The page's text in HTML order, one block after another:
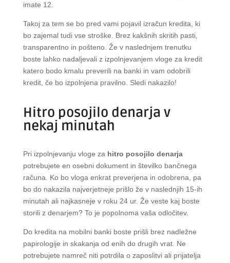
imate 12.
Takoj za tem se bo pred vami pojavil izračun kredita, ki
bo zajemal tudi vse stroške. Brez kakšnih skritih pasti,
transparentno in pošteno. Že v naslednjem trenutku
boste lahko nadaljevali z izpolnjevanjem vloge za kredit
katero bodo kmalu preverili na banki in vam odobrili
kredit, če bo izpolnjena pravilno. Sledi nakazilo!
Hitro posojilo denarja v
nekaj minutah
Pri izpolnjevanju vloge za hitro posojilo denarja
potrebujete en osebni dokument in številko bančnega
računa. Ko bo vloga enkrat preverjena in odobrena, pa
bo do nakazila najverjetneje prišlo že v naslednjih 15-ih
minutah ali najkasneje v roku 24 ur. Že veste kaj boste
storili z denarjem? To je popolnoma vaša odločitev.
Do kredita na mobilni banki boste prišli brez nadležne
papirologije in skakanja od enih do drugih vrat. Ne
potrebujete namreč niti potrdila o zaposlitvi ali prijatelja